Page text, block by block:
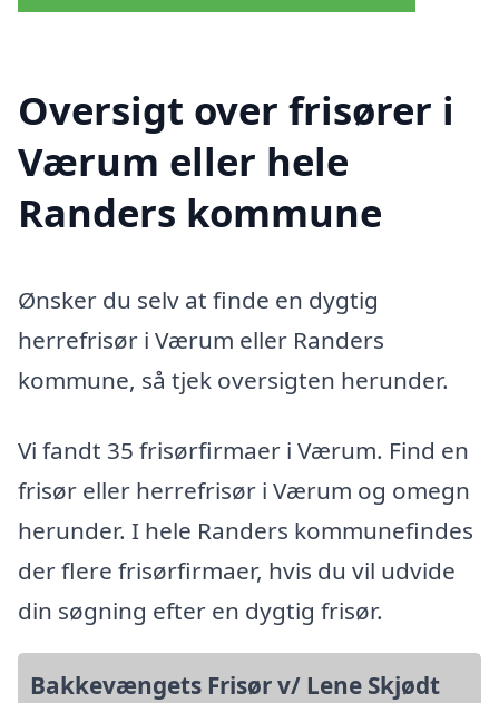
Oversigt over frisører i
Værum eller hele
Randers kommune
Ønsker du selv at finde en dygtig
herrefrisør i Værum eller Randers
kommune, så tjek oversigten herunder.
Vi fandt 35 frisørfirmaer i Værum. Find en
frisør eller herrefrisør i Værum og omegn
herunder. I hele Randers kommunefindes
der flere frisørfirmaer, hvis du vil udvide
din søgning efter en dygtig frisør.
Bakkevængets Frisør v/ Lene Skjødt